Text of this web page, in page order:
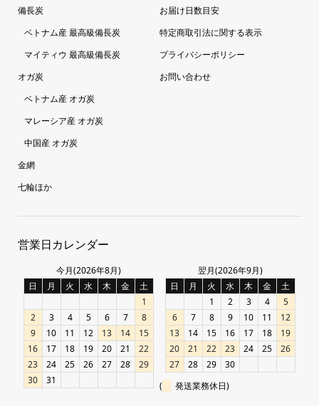
備長炭
ベトナム産 最高級備長炭
マイティウ 最高級備長炭
オガ炭
ベトナム産 オガ炭
マレーシア産 オガ炭
中国産 オガ炭
金網
七輪ほか
お届け日数目安
特定商取引法に関する表示
プライバシーポリシー
お問い合わせ
営業日カレンダー
今月(2026年8月)
日
月 火 水 木 金
土
1
2
3 4 5 6 7
8
9
10 11 12 13 14
15
16
17 18 19 20 21
22
23
24 25 26 27 28
29
30
31
翌月(2026年9月)
日
月 火 水 木 金
土
1
2 3 4
5
6
7 8 9 10 11
12
13
14 15 16 17 18
19
20
21 22 23 24 25
26
27
28 29
30
(
発送業務休日)